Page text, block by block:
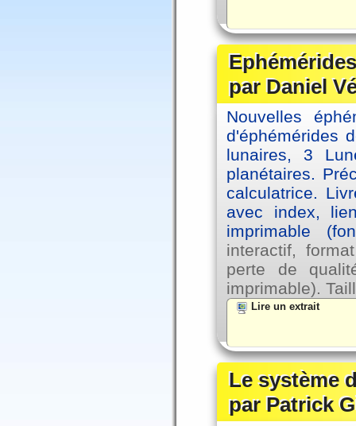
par Daniel
Nouvelles
d'éphémérides
lunaires, 3
planétaires.
calculatrice.
avec index,
imprimable
interactif,
perte de
imprimable).
Lire un extrait
Le système
par Patrick